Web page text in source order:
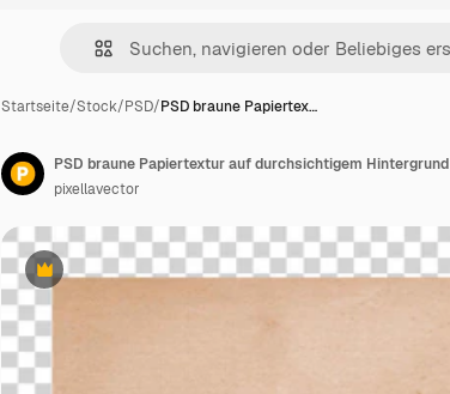
Startseite/Stock/PSD/PSD braune Papiertex…
Premium
PSD braune Papiertextur auf durchsichtigem Hintergrund
pixellavector